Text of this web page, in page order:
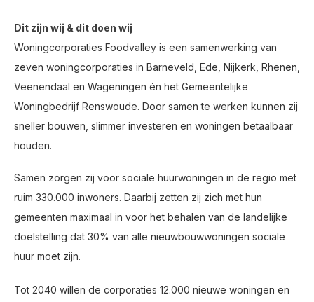
Dit zijn wij & dit doen wij
Woningcorporaties Foodvalley is een samenwerking van
zeven woningcorporaties in Barneveld, Ede, Nijkerk, Rhenen,
Veenendaal en Wageningen én het Gemeentelijke
Woningbedrijf Renswoude. Door samen te werken kunnen zij
sneller bouwen, slimmer investeren en woningen betaalbaar
houden.
Samen zorgen zij voor sociale huurwoningen in de regio met
ruim 330.000 inwoners. Daarbij zetten zij zich met hun
gemeenten maximaal in voor het behalen van de landelijke
doelstelling dat 30% van alle nieuwbouwwoningen sociale
huur moet zijn.
Tot 2040 willen de corporaties 12.000 nieuwe woningen en